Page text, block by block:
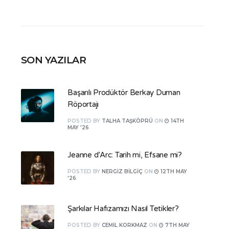
SON YAZILAR
Başarılı Prodüktör Berkay Duman
Röportajı
POSTED BY TALHA TAŞKÖPRÜ ON
14TH
MAY '26
Jeanne d’Arc: Tarih mi, Efsane mi?
POSTED BY NERGIZ BILGIÇ ON
12TH MAY
'26
Şarkılar Hafızamızı Nasıl Tetikler?
POSTED BY CEMIL KORKMAZ ON
7TH MAY